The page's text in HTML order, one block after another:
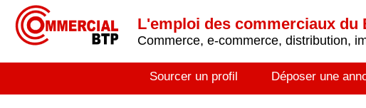
L'emploi des commerciaux du
Commerce, e-commerce, distribution,
Sourcer un profil Déposer une